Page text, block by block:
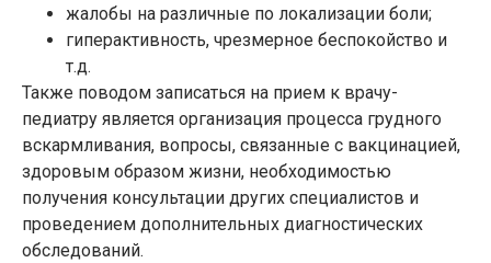
жалобы на различные по локализации боли;
гиперактивность, чрезмерное беспокойство и
т.д.
Также поводом записаться на прием к врачу-
педиатру является организация процесса грудного
вскармливания, вопросы, связанные с вакцинацией,
здоровым образом жизни, необходимостью
получения консультации других специалистов и
проведением дополнительных диагностических
обследований.